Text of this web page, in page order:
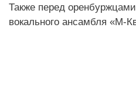
Также перед
вокального ансамбля «М-